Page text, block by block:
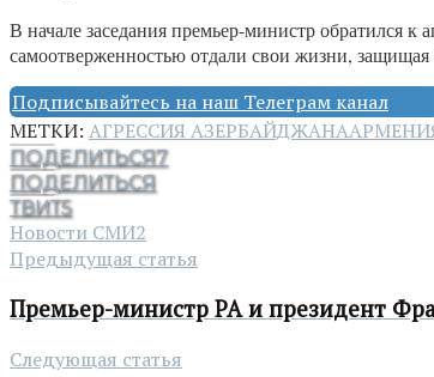
В начале заседания премьер-министр обратился
самоотверженностью отдали свои жизни,
Подписывайтесь на наш Телеграм канал
МЕТКИ: АГРЕССИЯ АЗЕРБАЙДЖАНА
ПОДЕЛИТЬСЯ7
ПОДЕЛИТЬСЯ
ТВИТ5
Новости СМИ2
Предыдущая статья
Премьер-министр РА и президент
Следующая статья